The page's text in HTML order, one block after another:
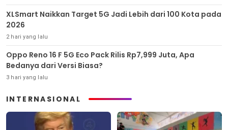
XLSmart Naikkan Target 5G Jadi Lebih dari 100 Kota pada
2026
2 hari yang lalu
Oppo Reno 16 F 5G Eco Pack Rilis Rp7,999 Juta, Apa
Bedanya dari Versi Biasa?
3 hari yang lalu
INTERNASIONAL